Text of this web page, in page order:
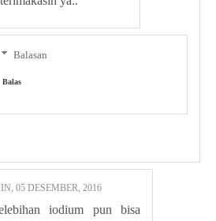
Balasan
Balas
05 DESEMBER, 2016
iodium pun bisa